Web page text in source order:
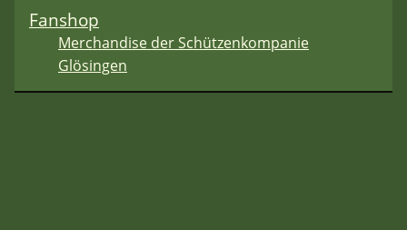
Fanshop
Merchandise der Schützenkompanie
Glösingen